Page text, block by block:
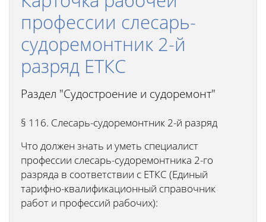
профессии слесарь-
судоремонтник 2-й
разряд ЕТКС
Раздел "Судостроение и судоремонт"
§ 116. Слесарь-судоремонтник 2-й разряд
Что должен знать и уметь специалист
профессии слесарь-судоремонтника 2-го
разряда в соответствии с ЕТКС (Единый
тарифно-квалификационный справочник
работ и профессий рабочих):